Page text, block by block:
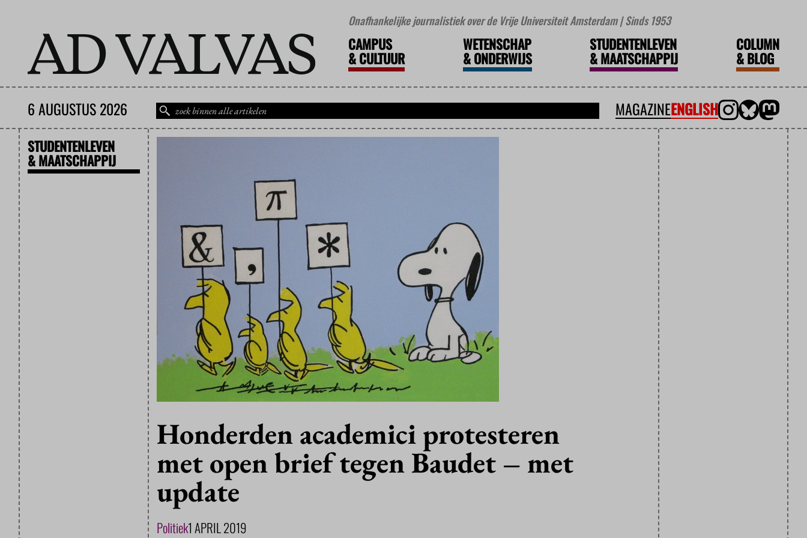
Onafhankelijke journalistiek over de Vrije Universiteit Amsterdam | Sinds 1953
CAMPUS
&CULTUUR
WETENSCHAP
&ONDERWIJS
STUDENTENLEVEN
&MAATSCHAPPIJ
COLUMN
&BLOG
6 AUGUSTUS 2026 MAGAZINEENGLISH
STUDENTENLEVEN
& MAATSCHAPPIJ
Honderden academici protesteren
met open brief tegen Baudet – met
update
Politiek1 APRIL 2019